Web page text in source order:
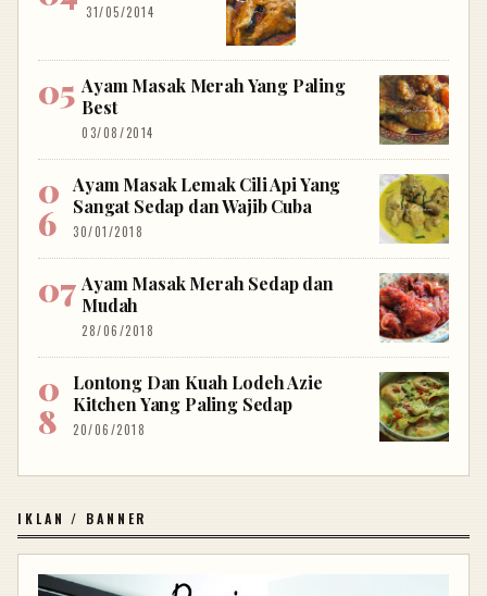
31/05/2014
Ayam Masak Merah Yang Paling
Best
03/08/2014
Ayam Masak Lemak Cili Api Yang
Sangat Sedap dan Wajib Cuba
30/01/2018
Ayam Masak Merah Sedap dan
Mudah
28/06/2018
Lontong Dan Kuah Lodeh Azie
Kitchen Yang Paling Sedap
20/06/2018
IKLAN / BANNER